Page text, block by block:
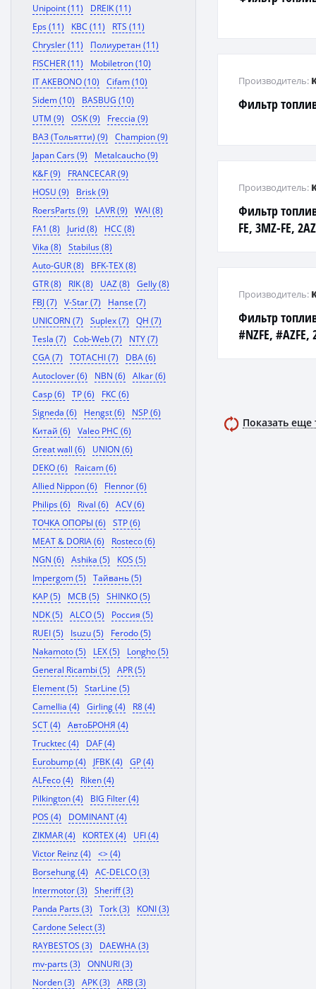
Unipoint (11)
DREIK (11)
Eps (11)
KBC (11)
RTS (11)
Chrysler (11)
Полиуретан (11)
FISCHER (11)
Mobiletron (10)
IT AKEBONO (10)
Cifam (10)
Sidem (10)
BASBUG (10)
UTM (9)
OSK (9)
Freccia (9)
ВАЗ (Тольятти) (9)
Champion (9)
Japan Cars (9)
Metalcaucho (9)
K&F (9)
FRANCECAR (9)
HOSU (9)
Brisk (9)
RoersParts (9)
LAVR (9)
WAI (8)
FA1 (8)
Jurid (8)
HCC (8)
Vika (8)
Stabilus (8)
Auto-GUR (8)
BFK-TEX (8)
GTR (8)
RIK (8) UAZ (8)
Gelly (8)
FBJ (7)
V-Star (7)
Hanse (7)
UNICORN (7)
Suplex (7)
QH (7)
Tesla (7)
Cob-Web (7)
NTY (7)
CGA (7)
TOTACHI (7)
DBA (6)
Autoclover (6)
NBN (6)
Alkar (6)
Casp (6)
TP (6)
FKC (6)
Signeda (6)
Hengst (6)
NSP (6)
Китай (6)
Valeo PHC (6)
Great wall (6)
UNION (6)
DEKO (6)
Raicam (6)
Allied Nippon (6)
Flennor (6)
Philips (6)
Rival (6)
ACV (6)
ТОЧКА ОПОРЫ (6)
STP (6)
MEAT & DORIA (6)
Rosteco (6)
NGN (6)
Ashika (5)
KOS (5)
Impergom (5)
Тайвань (5)
KAP (5)
MCB (5)
SHINKO (5)
NDK (5)
ALCO (5)
Россия (5)
RUEI (5)
Isuzu (5)
Ferodo (5)
Nakamoto (5)
LEX (5)
Longho (5)
General Ricambi (5)
APR (5)
Element (5)
StarLine (5)
Camellia (4)
Girling (4)
R8 (4)
SCT (4)
АвтоБРОНЯ (4)
Trucktec (4)
DAF (4)
Eurobump (4)
JFBK (4)
GP (4)
ALFeco (4)
Riken (4)
Pilkington (4)
BIG Filter (4)
POS (4)
DOMINANT (4)
ZIKMAR (4)
KORTEX (4)
UFI (4)
Victor Reinz (4)
<> (4)
Borsehung (4)
AC-DELCO (3)
Intermotor (3)
Sheriff (3)
Panda Parts (3)
Tork (3)
KONI (3)
Cardone Select (3)
RAYBESTOS (3)
DAEWHA (3)
mv-parts (3)
ONNURI (3)
Norden (3)
APK (3)
ARB (3)
Фильтр
Производитель:
Фильтр
FE, 3MZ-FE,
Производитель:
Фильтр
#NZFE, #AZFE,
Производитель:
Показать еще